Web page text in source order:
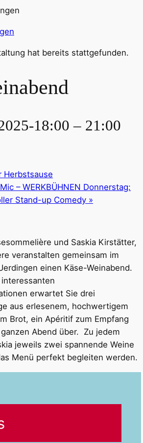
hat bereits stattgefunden.
18:00 – 21:00
Herbstsause
– WERKBÜHNEN Donnerstag:
Stand-up Comedy »
und Saskia Kirstätter,
veranstalten gemeinsam im
einen Käse-Weinabend.
erwartet Sie drei
aus erlesenem, hochwertigem
Brot, ein Apéritif zum Empfang
Abend über. Zu jedem
jeweils zwei spannende Weine
Menü perfekt begleiten werden.